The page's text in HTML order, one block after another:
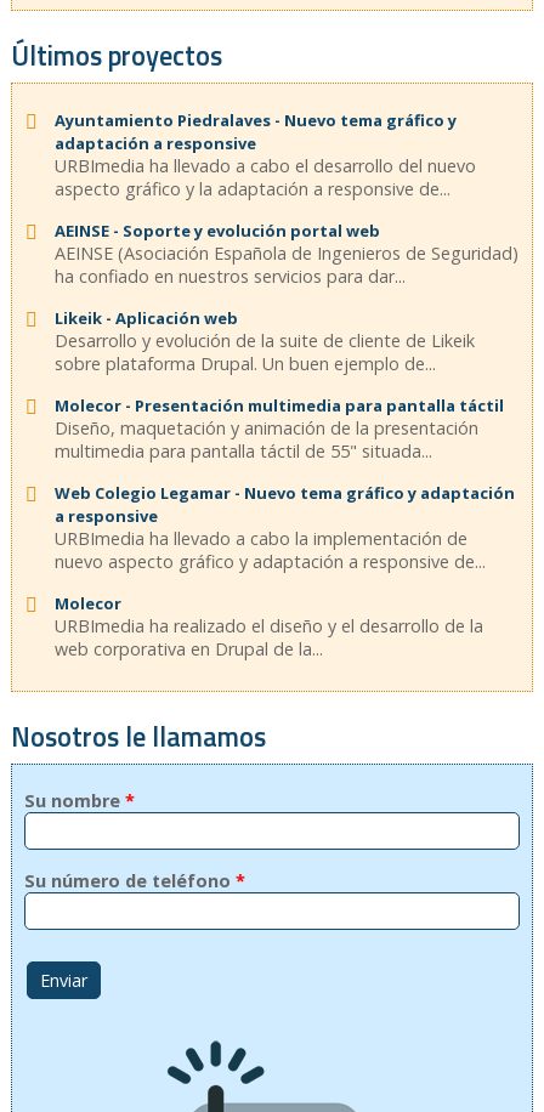
Últimos proyectos
Ayuntamiento Piedralaves - Nuevo tema gráfico y
adaptación a responsive
URBImedia ha llevado a cabo el desarrollo del nuevo
aspecto gráfico y la adaptación a responsive de...
AEINSE - Soporte y evolución portal web
AEINSE (Asociación Española de Ingenieros de Seguridad)
ha confiado en nuestros servicios para dar...
Likeik - Aplicación web
Desarrollo y evolución de la suite de cliente de Likeik
sobre plataforma Drupal. Un buen ejemplo de...
Molecor - Presentación multimedia para pantalla táctil
Diseño, maquetación y animación de la presentación
multimedia para pantalla táctil de 55" situada...
Web Colegio Legamar - Nuevo tema gráfico y adaptación
a responsive
URBImedia ha llevado a cabo la implementación de
nuevo aspecto gráfico y adaptación a responsive de...
Molecor
URBImedia ha realizado el diseño y el desarrollo de la
web corporativa en Drupal de la...
Nosotros le llamamos
Su nombre *
Su número de teléfono *